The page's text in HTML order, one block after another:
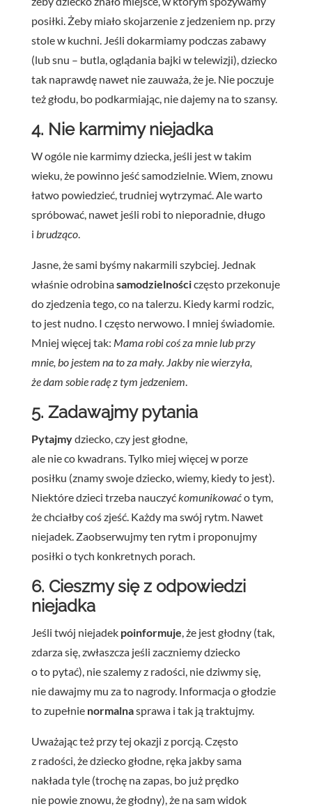
posiłki. Żeby miało skojarzenie z jedzeniem np. przy
stole w kuchni. Jeśli dokarmiamy podczas zabawy
(lub snu – butla, oglądania bajki w telewizji), dziecko
tak naprawdę nawet nie zauważa, że je. Nie poczuje
też głodu, bo podkarmiając, nie dajemy na to szansy.
4. Nie karmimy niejadka
W ogóle nie karmimy dziecka, jeśli jest w takim
wieku, że powinno jeść samodzielnie. Wiem, znowu
łatwo powiedzieć, trudniej wytrzymać. Ale warto
spróbować, nawet jeśli robi to nieporadnie, długo
i brudząco.
Jasne, że sami byśmy nakarmili szybciej. Jednak
właśnie odrobinasamodzielnościczęsto przekonuje
do zjedzenia tego, co na talerzu. Kiedy karmi rodzic,
to jest nudno. I często nerwowo. I mniej świadomie.
Mniej więcej tak: Mama robi coś za mnie lub przy
mnie, bo jestem na to za mały. Jakby nie wierzyła,
że dam sobie radę z tym jedzeniem
5. Zadawajmy pytania
Pytajmydziecko, czy jest głodne,
ale nie co kwadrans. Tylko miej więcej w porze
posiłku (znamy swoje dziecko, wiemy, kiedy to jest).
Niektóre dzieci trzeba nauczyć komunikowaćo tym,
że chciałby coś zjeść. Każdy ma swój rytm. Nawet
niejadek. Zaobserwujmy ten rytm i proponujmy
posiłki o tych konkretnych porach.
6. Cieszmy się z odpowiedzi
niejadka
Jeśli twój niejadek poinformuje , że jest głodny (tak,
zdarza się, zwłaszcza jeśli zaczniemy dziecko
o to pytać), nie szalemy z radości, nie dziwmy się,
nie dawajmy mu za to nagrody. Informacja o głodzie
to zupełnie normalnasprawa i tak ją traktujmy.
Uważając też przy tej okazji z porcją. Często
z radości, że dziecko głodne, ręka jakby sama
nakłada tyle (trochę na zapas, bo już prędko
nie powie znowu, że głodny), że na sam widok